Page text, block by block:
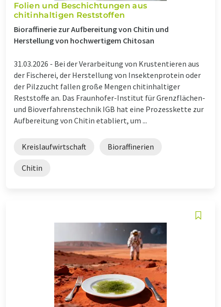
Folien und Beschichtungen aus
chitinhaltigen Reststoffen
Bioraffinerie zur Aufbereitung von Chitin und
Herstellung von hochwertigem Chitosan
31.03.2026 - Bei der Verarbeitung von Krustentieren aus
der Fischerei, der Herstellung von Insektenprotein oder
der Pilzzucht fallen große Mengen chitinhaltiger
Reststoffe an. Das Fraunhofer-Institut für Grenzflächen-
und Bioverfahrenstechnik IGB hat eine Prozesskette zur
Aufbereitung von Chitin etabliert, um ...
Kreislaufwirtschaft Bioraffinerien
Chitin